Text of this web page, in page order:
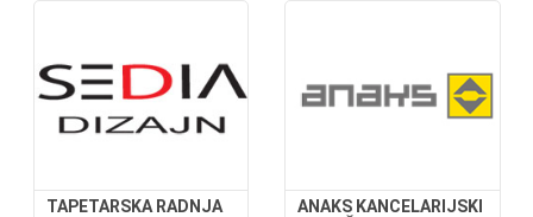
TAPETARSKA RADNJA
ANAKS KANCELARIJSKI